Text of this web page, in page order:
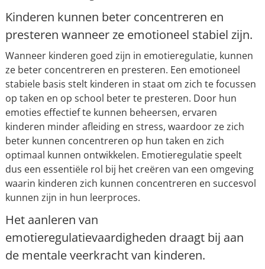
Kinderen kunnen beter concentreren en
presteren wanneer ze emotioneel stabiel zijn.
Wanneer kinderen goed zijn in emotieregulatie, kunnen
ze beter concentreren en presteren. Een emotioneel
stabiele basis stelt kinderen in staat om zich te focussen
op taken en op school beter te presteren. Door hun
emoties effectief te kunnen beheersen, ervaren
kinderen minder afleiding en stress, waardoor ze zich
beter kunnen concentreren op hun taken en zich
optimaal kunnen ontwikkelen. Emotieregulatie speelt
dus een essentiële rol bij het creëren van een omgeving
waarin kinderen zich kunnen concentreren en succesvol
kunnen zijn in hun leerproces.
Het aanleren van
emotieregulatievaardigheden draagt bij aan
de mentale veerkracht van kinderen.